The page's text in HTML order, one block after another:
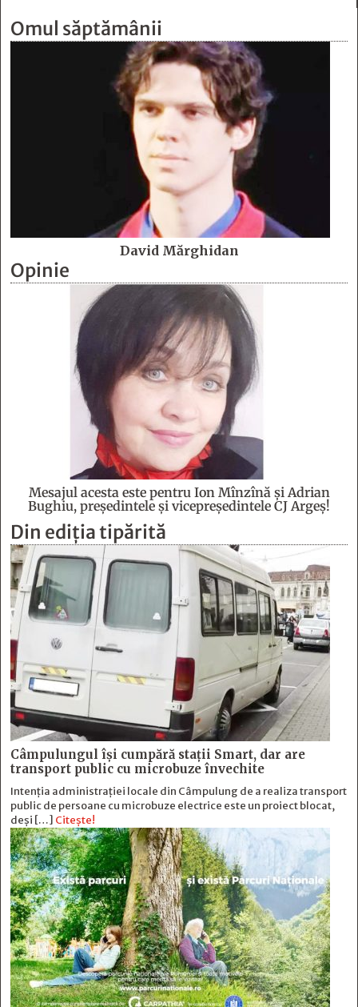
Omul săptămânii
David Mărghidan
Opinie
Mesajul acesta este pentru Ion Mînzînă şi Adrian
Bughiu, preşedintele şi vicepreşedintele CJ Argeş!
Din ediția tipărită
Câmpulungul îşi cumpără staţii Smart, dar are
transport public cu microbuze învechite
Intenția administrației locale din Câmpulung de a realiza transport
public de persoane cu microbuze electrice este un proiect blocat,
deși […] Citește!